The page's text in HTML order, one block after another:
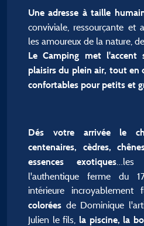
Une adresse à taille
conviviale, ressourçante et
les amoureux de la nature,
Le Camping met
plaisirs du plein air, tout en
confortables pour petits et
Dés votre arrivée le
centenaires, cèdres,
essences exotiques…les
l'authentique ferme du
intérieure incroyablement
colorées de Dominique
Julien le fils, la piscine, la